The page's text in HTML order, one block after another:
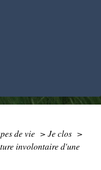
de vie > Je clos >
involontaire d'une